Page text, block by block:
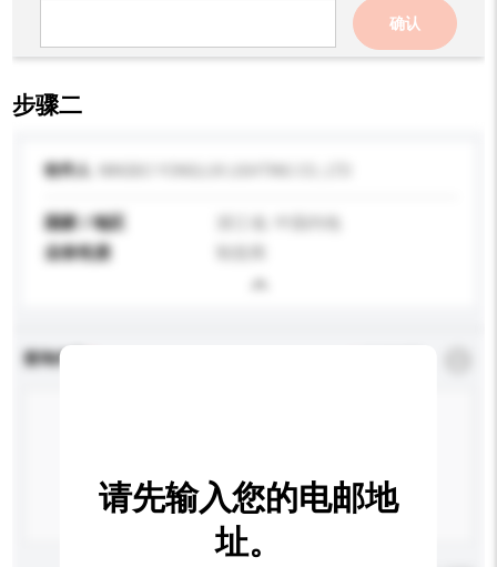
确认
步骤二
收件人
国家 / 地区
业务性质
查询内容
请先输入您的电邮地
址。